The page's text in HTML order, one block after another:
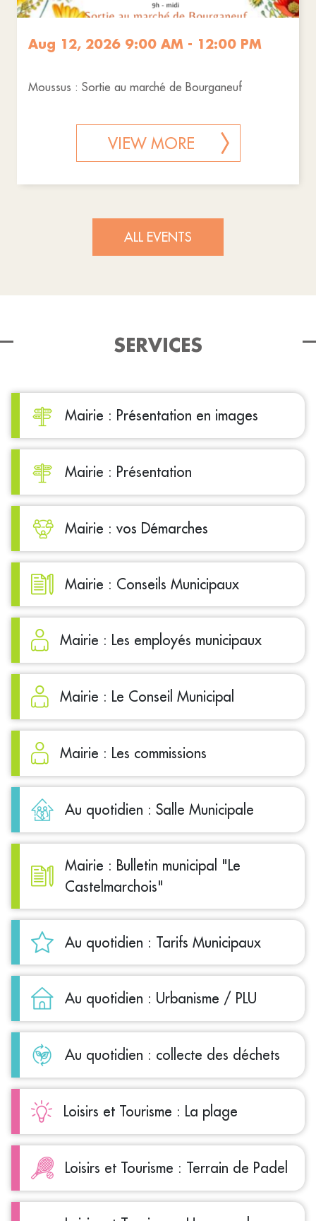
Aug 12, 2026 9:00 AM - 12:00 PM
Moussus : Sortie au marché de Bourganeuf
VIEW MORE
ALL EVENTS
SERVICES
Mairie : Présentation en images
Mairie : Présentation
Mairie : vos Démarches
Mairie : Conseils Municipaux
Mairie : Les employés municipaux
Mairie : Le Conseil Municipal
Mairie : Les commissions
Au quotidien : Salle Municipale
Mairie : Bulletin municipal "Le
Castelmarchois"
Au quotidien : Tarifs Municipaux
Au quotidien : Urbanisme / PLU
Au quotidien : collecte des déchets
Loisirs et Tourisme : La plage
Loisirs et Tourisme : Terrain de Padel